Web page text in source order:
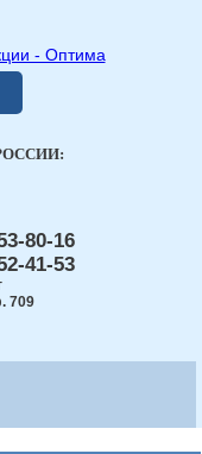
80-16
41-53
709